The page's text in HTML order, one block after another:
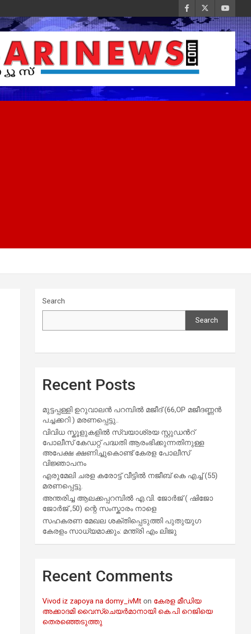
Search
Search
Recent Posts
മുട്ടപ്പള്ളി ഉറുവാലൻ പറമ്പിൽ മജീദ് (66,OP മജീദണ്ണൻ
പച്ചക്കറി ) മരണപ്പെട്ടു..
വിവിധ സ്കൂളുകളില്‍ സ്വയാശ്രയ സ്റ്റുഡന്‍റ്
പോലീസ് കേഡറ്റ് പദ്ധതി ആരംഭിക്കുന്നതിനുള്ള
അപേക്ഷ ക്ഷണിച്ചുകൊണ്ട് കേരള പോലീസ്
വിജ്ഞാപനം
എരുമേലി ചരള കരോട്ട് വീട്ടിൽ നജീബ് കെ എച്ച് (55)
മരണപ്പെട്ടു.
അന്തരിച്ച ആ​ല​ക്ക​പ്പ​റമ്പിൽ​ എ.​വി. ജോ​ർ​ജ് ( ഷിജോ
ജോർജ് ,50) ന്റെ സംസ്കാരം നാളെ
സഹകരണ മേഖല ശക്തിപ്പെടുത്തി പുതുയുഗ
കേരളം സാധ്യമാക്കും: മന്ത്രി എം ലിജു
Recent Comments
Vivod iz zapoya na domy_ivMt on കേരള മീഡിയ
അക്കാദമി വൈസ്ചെയർമാനായി കെ.പി റെജിയെ
തെരഞ്ഞെടുത്തു